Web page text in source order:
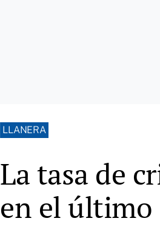
LLANERA
La tasa de
en el último